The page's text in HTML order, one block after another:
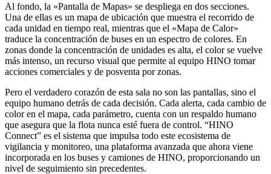
Al fondo, la «Pantalla de Mapas» se despliega en dos secciones.
Una de ellas es un mapa de ubicación que muestra el recorrido de
cada unidad en tiempo real, mientras que el «Mapa de Calor»
traduce la concentración de buses en un espectro de colores. En
zonas donde la concentración de unidades es alta, el color se vuelve
más intenso, un recurso visual que permite al equipo HINO tomar
acciones comerciales y de posventa por zonas.
Pero el verdadero corazón de esta sala no son las pantallas, sino el
equipo humano detrás de cada decisión. Cada alerta, cada cambio de
color en el mapa, cada parámetro, cuenta con un respaldo humano
que asegura que la flota nunca esté fuera de control. “HINO
Connect” es el sistema que impulsa todo este ecosistema de
vigilancia y monitoreo, una plataforma avanzada que ahora viene
incorporada en los buses y camiones de HINO, proporcionando un
nivel de seguimiento sin precedentes.